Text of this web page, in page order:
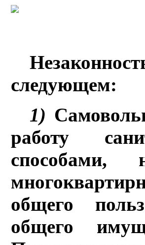
следующем:
1)
работу
способами,
общего
общего